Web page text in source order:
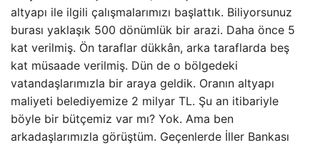
altyapı ile ilgili çalışmalarımızı başlattık. Biliyorsunuz
burası yaklaşık 500 dönümlük bir arazi. Daha önce 5
kat verilmiş. Ön taraflar dükkân, arka taraflarda beş
kat müsaade verilmiş. Dün de o bölgedeki
vatandaşlarımızla bir araya geldik. Oranın altyapı
maliyeti belediyemize 2 milyar TL. Şu an itibariyle
böyle bir bütçemiz var mı? Yok. Ama ben
arkadaşlarımızla görüştüm. Geçenlerde İller Bankası